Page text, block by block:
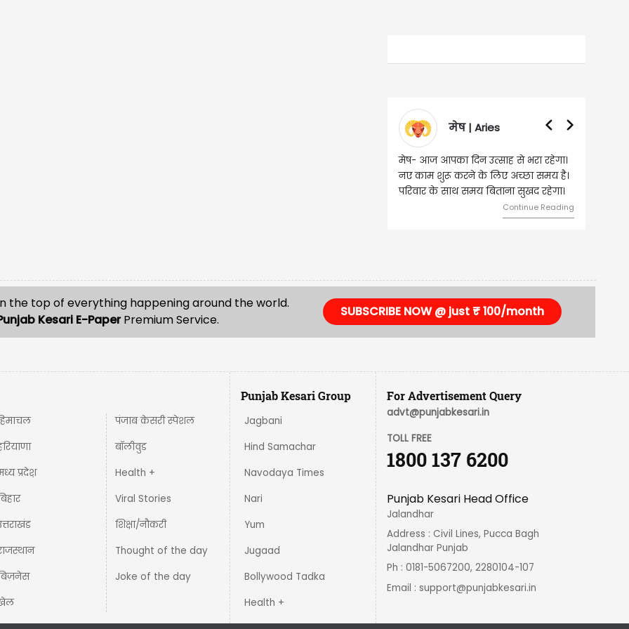
मेष | Aries
मेष- आज आपका दिन उत्साह से भरा रहेगा।
नए काम शुरू करने के लिए अच्छा समय है।
परिवार के साथ समय बिताना सुखद रहेगा।
Continue Reading
the top of everything happening around the world.
Kesari E-PaperPremium Service.
SUBSCRIBE NOW @ just ₹ 100/month
प्रदेश़
पंजाब केसरी स्पेशल
बॉलीवुड
Health +
Viral Stories
शिक्षा/नौकरी
Thought of the day
Joke of the day
Punjab Kesari Group
Jagbani
Hind Samachar
Navodaya Times
Nari
Yum
Jugaad
Bollywood Tadka
Health +
For Advertisement Query
advt@punjabkesari.in
TOLL FREE
1800 137 6200
Punjab Kesari Head Office
Jalandhar
Address : Civil Lines, Pucca Bagh
Jalandhar Punjab
Ph : 0181-5067200, 2280104-107
Email :support@punjabkesari.in